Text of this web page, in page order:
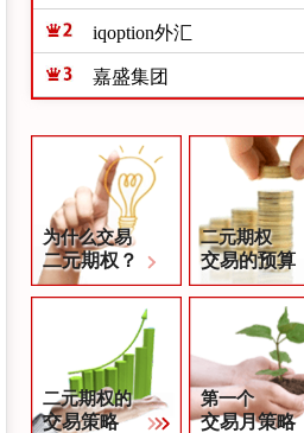
iqoption外汇
嘉盛集团
为什么交易
二元期权？
二元期权
交易的预算
二元期权的
交易策略
第一个
交易月策略